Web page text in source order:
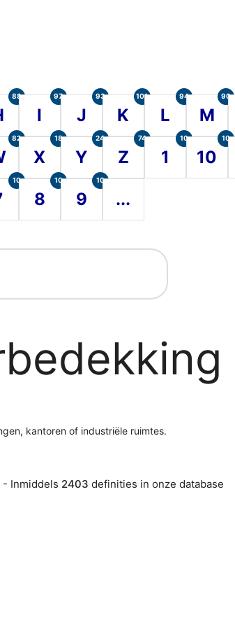
88
I
97
J
93
K
101
L
94
M
90
82
X
18
Y
24
Z
74
1
10
10
10
10
8
10
9
10
...
kantoren of industriële ruimtes.
Inmiddels 2403 definities in onze database